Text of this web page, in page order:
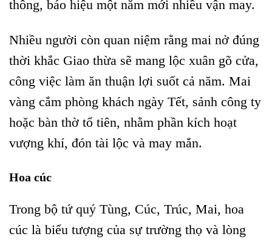
thông, báo hiệu một năm mới nhiều vận may.
Nhiều người còn quan niệm rằng mai nở đúng
thời khắc Giao thừa sẽ mang lộc xuân gõ cửa,
công việc làm ăn thuận lợi suốt cả năm. Mai
vàng cắm phòng khách ngày Tết, sảnh công ty
hoặc bàn thờ tổ tiên, nhằm phần kích hoạt
vượng khí, đón tài lộc và may mắn.
Hoa cúc
Trong bộ tứ quý Tùng, Cúc, Trúc, Mai, hoa
cúc là biểu tượng của sự trường thọ và lòng